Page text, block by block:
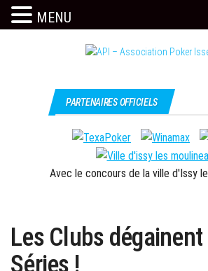
c'est
l'API
PARTENAIRES OFFICIELS
Avec le concours de la ville d'Issy
Les Clubs
Séries !
MENU